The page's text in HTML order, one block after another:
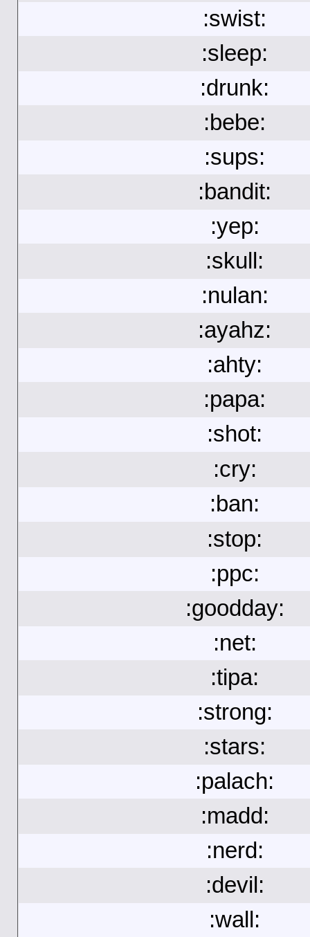
:swist:
:sleep:
:drunk:
:bebe:
:sups:
:bandit:
:yep:
:skull:
:nulan:
:ayahz:
:ahty:
:papa:
:shot:
:cry:
:ban:
:stop:
:ppc:
:goodday:
:net:
:tipa:
:strong:
:stars:
:palach:
:madd:
:nerd:
:devil:
:wall: